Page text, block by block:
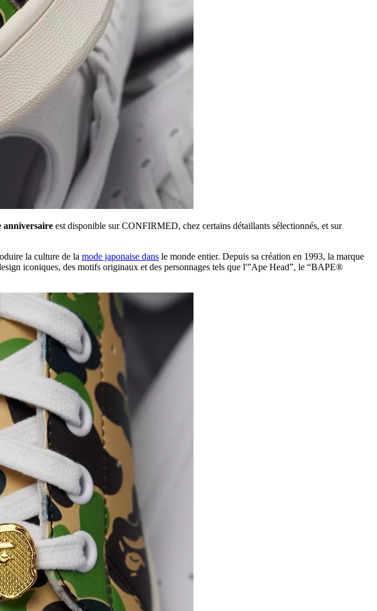
anniversaire est disponible sur CONFIRMED, chez certains détaillants sélectionnés, et sur
la culture de la mode japonaise dans le monde entier. Depuis sa création en 1993, la marque
iconiques, des motifs originaux et des personnages tels que l'”Ape Head”, le “BAPE®